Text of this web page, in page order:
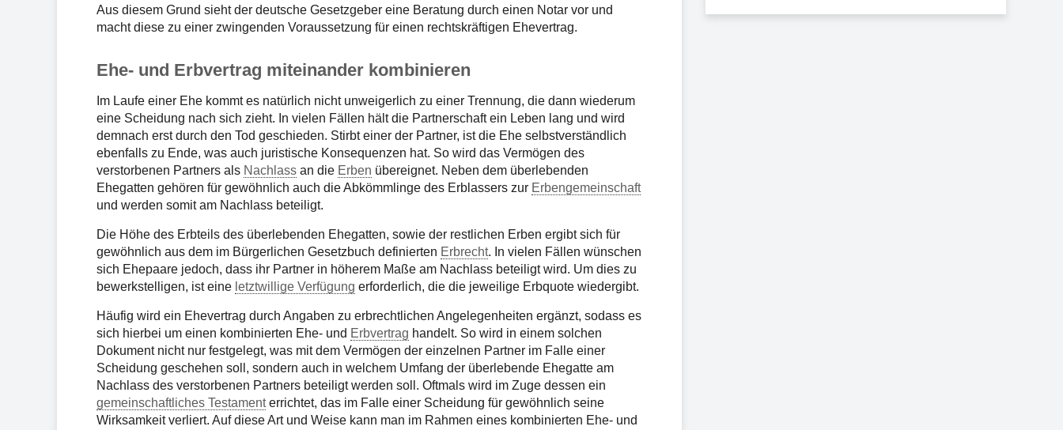
Aus diesem Grund sieht der deutsche Gesetzgeber eine Beratung durch einen Notar vor und
macht diese zu einer zwingenden Voraussetzung für einen rechtskräftigen Ehevertrag.
Ehe- und Erbvertrag miteinander kombinieren
Im Laufe einer Ehe kommt es natürlich nicht unweigerlich zu einer Trennung, die dann wiederum
eine Scheidung nach sich zieht. In vielen Fällen hält die Partnerschaft ein Leben lang und wird
demnach erst durch den Tod geschieden. Stirbt einer der Partner, ist die Ehe selbstverständlich
ebenfalls zu Ende, was auch juristische Konsequenzen hat. So wird das Vermögen des
verstorbenen Partners als Nachlass an die Erben übereignet. Neben dem überlebenden
Ehegatten gehören für gewöhnlich auch die Abkömmlinge des Erblassers zur Erbengemeinschaft
und werden somit am Nachlass beteiligt.
Die Höhe des Erbteils des überlebenden Ehegatten, sowie der restlichen Erben ergibt sich für
gewöhnlich aus dem im Bürgerlichen Gesetzbuch definierten Erbrecht. In vielen Fällen wünschen
sich Ehepaare jedoch, dass ihr Partner in höherem Maße am Nachlass beteiligt wird. Um dies zu
bewerkstelligen, ist eine letztwillige Verfügung erforderlich, die die jeweilige Erbquote wiedergibt.
Häufig wird ein Ehevertrag durch Angaben zu erbrechtlichen Angelegenheiten ergänzt, sodass es
sich hierbei um einen kombinierten Ehe- und Erbvertrag handelt. So wird in einem solchen
Dokument nicht nur festgelegt, was mit dem Vermögen der einzelnen Partner im Falle einer
Scheidung geschehen soll, sondern auch in welchem Umfang der überlebende Ehegatte am
Nachlass des verstorbenen Partners beteiligt werden soll. Oftmals wird im Zuge dessen ein
gemeinschaftliches Testamenterrichtet, das im Falle einer Scheidung für gewöhnlich seine
Wirksamkeit verliert. Auf diese Art und Weise kann man im Rahmen eines kombinierten Ehe- und